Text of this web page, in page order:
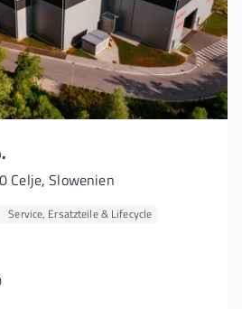
Celje, Slowenien
Service, Ersatzteile & Lifecycle